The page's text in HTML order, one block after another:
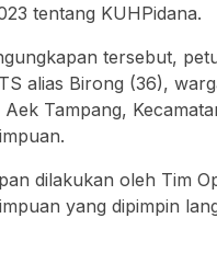
tentang KUHPidana.
tersebut,
alias Birong (36),
Tampang,
dilakukan oleh Tim
yang dipimpin